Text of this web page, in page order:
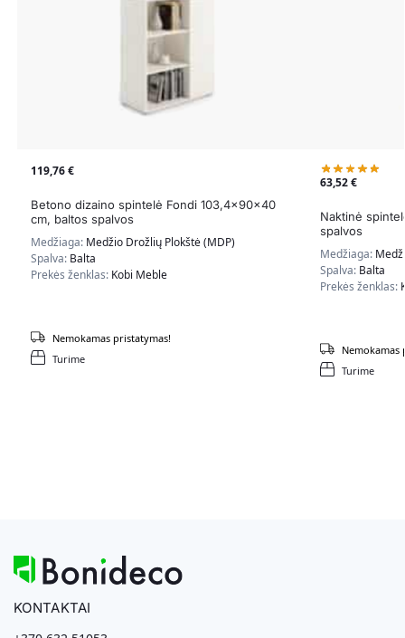
119,76€
Betono dizaino spintelė Fondi 103,4x90x40
cm, baltos spalvos
Medžiaga: Medžio Drožlių Plokštė (MDP)
Spalva: Balta
Prekės ženklas: Kobi Meble
Turime
Nemokamas pristatymas!
63,52€
Naktinė
spalvos
Medžiaga:
Spalva: Balta
Prekės ženklas:
Turime
Nemokamas
KONTAKTAI